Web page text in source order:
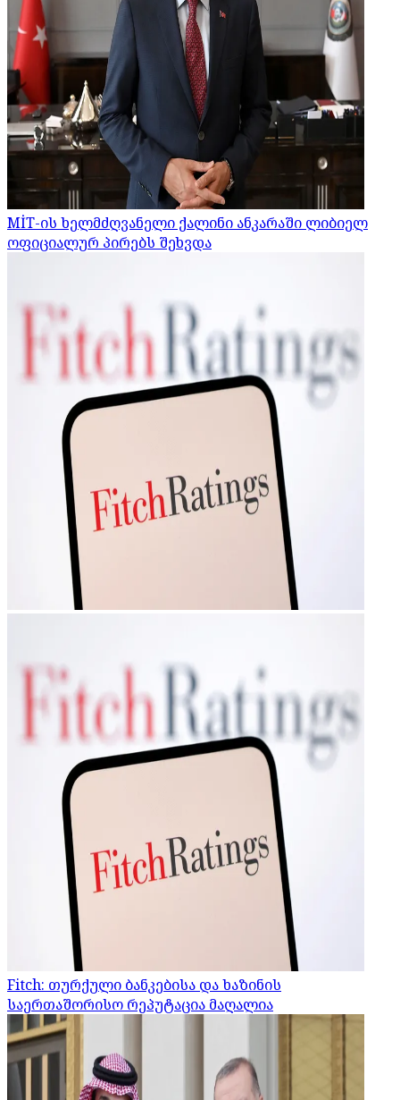
MİT-ის ხელმძღვანელი ქალინი ანკარაში ლიბიელ
ოფიციალურ პირებს შეხვდა
Fitch: თურქული ბანკებისა და ხაზინის
საერთაშორისო რეპუტაცია მაღალია